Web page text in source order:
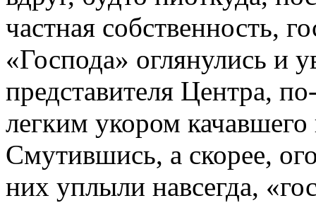
частная собственность,
«Господа» оглянулись и
представителя Центра,
легким укором качавшего
Смутившись, а скорее,
них уплыли навсегда,